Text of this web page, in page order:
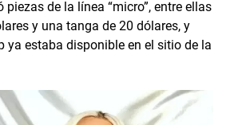
de la línea “micro”, entre ellas
y una tanga de 20 dólares, y
ya estaba disponible en el sitio de la